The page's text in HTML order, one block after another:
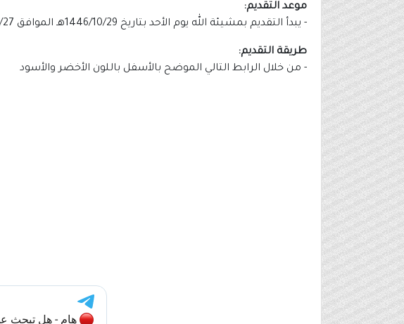
موعد التقديم:
- يبدأ التقديم بمشيئة الله يوم الأحد بتاريخ 1446/10/29هـ الموافق 2025/04/27م.
طريقة التقديم:
- من خلال الرابط التالي الموضح بالأسفل باللون الأخضر والأسود